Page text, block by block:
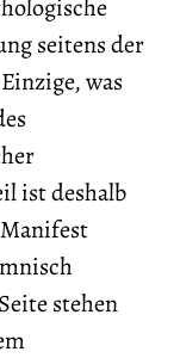
seitens der
was
ist deshalb
stehen